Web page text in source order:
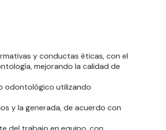
y conductas éticas, con el
mejorando la calidad de
odontológico utilizando
y la generada, de acuerdo con